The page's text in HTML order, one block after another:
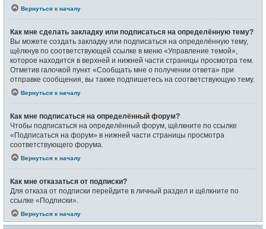
Вернуться к началу
Как мне сделать закладку или подписаться на определённую тему?
Вы можете создать закладку или подписаться на определённую тему,
щёлкнув по соответствующей ссылке в меню «Управление темой»,
которое находится в верхней и нижней части страницы просмотра тем.
Отметив галочкой пункт «Сообщать мне о получении ответа» при
отправке сообщения, вы также подпишетесь на соответствующую тему.
Вернуться к началу
Как мне подписаться на определённый форум?
Чтобы подписаться на определённый форум, щёлкните по ссылке
«Подписаться на форум» в нижней части страницы просмотра
соответствующего форума.
Вернуться к началу
Как мне отказаться от подписки?
Для отказа от подписки перейдите в личный раздел и щёлкните по
ссылке «Подписки».
Вернуться к началу